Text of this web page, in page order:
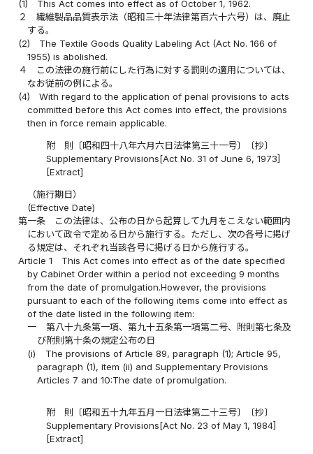
(1)
This Act comes into effect as of October 1, 1962.
２
繊維製品品質表示法（昭和三十年法律第百六十六号）は、廃止
する。
(2)
The Textile Goods Quality Labeling Act (Act No. 166 of
1955) is abolished.
４
この法律の施行前にした行為に対する罰則の適用については、
なお従前の例による。
(4)
With regard to the application of penal provisions to acts
committed before this Act comes into effect, the provisions
then in force remain applicable.
附 則〔昭和四十八年六月六日法律第三十一号〕〔抄〕
Supplementary Provisions[Act No. 31 of June 6, 1973]
[Extract]
（施行期日）
(Effective Date)
第一条
この法律は、公布の日から起算して九月をこえない範囲内
において政令で定める日から施行する。ただし、次の各号に掲げ
る規定は、それぞれ当該各号に掲げる日から施行する。
Article 1
This Act comes into effect as of the date specified
by Cabinet Order within a period not exceeding 9 months
from the date of promulgation.However, the provisions
pursuant to each of the following items come into effect as
of the date listed in the following item:
一
第八十九条第一項、第九十五条第一項第二号、附則第七条及
び附則第十条の規定公布の日
(i)
The provisions of Article 89, paragraph (1); Article 95,
paragraph (1), item (ii) and Supplementary Provisions
Articles 7 and 10:The date of promulgation.
附 則〔昭和五十九年五月一日法律第二十三号〕〔抄〕
Supplementary Provisions[Act No. 23 of May 1, 1984]
[Extract]